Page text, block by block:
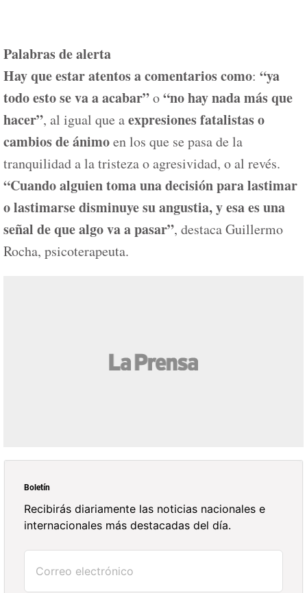
Palabras de alerta
Hay que estar atentos a comentarios como: “ya
todo esto se va a acabar”o“no hay nada más que
hacer”, al igual que aexpresiones fatalistas o
cambios de ánimoen los que se pasa de la
tranquilidad a la tristeza o agresividad, o al revés.
“Cuando alguien toma una decisión para lastimar
o lastimarse disminuye su angustia, y esa es una
señal de que algo va a pasar”, destaca Guillermo
Rocha, psicoterapeuta.
Boletín
Recibirás diariamente las noticias nacionales e
internacionales más destacadas del día.